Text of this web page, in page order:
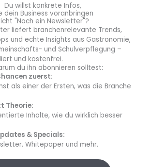
Mensaund dem damit
Die Mensen haben an
und sich einen höheren
Wir sindTrendsetter, da unsere
bleiben. Das bedeutet auch immer ein
zu haben und offen für neue Technik
Ich lege viel Wert auf
– bei unseren Gästen, aber auch bei
innen.
für das Gespräch!
B&L MedienGesellschaft, Forthmann
Du willst konkrete Infos,
dein Business voranbringen
"Noch ein Newsletter"?
liefert branchenrelevante Trends,
und echte Insights aus Gastronomie,
und Schulverpflegung –
und kostenfrei.
du ihn abonnieren solltest:
zuerst:
als einer der Ersten, was die Branche
Theorie:
Inhalte, wie du wirklich besser
& Specials:
Whitepaper und mehr.